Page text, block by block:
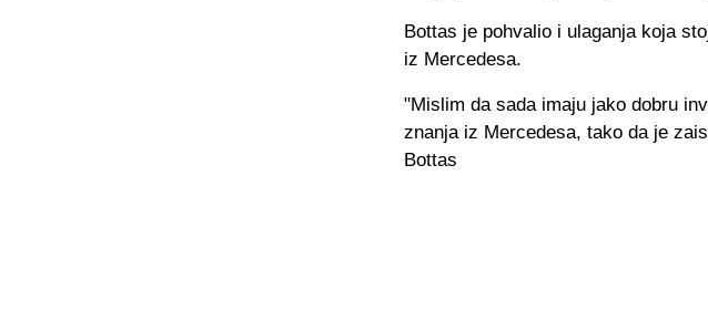
Bottas je pohvalio i ulaganja koja
iz Mercedesa.
"Mislim da sada imaju jako dobru
znanja iz Mercedesa, tako da je
Bottas